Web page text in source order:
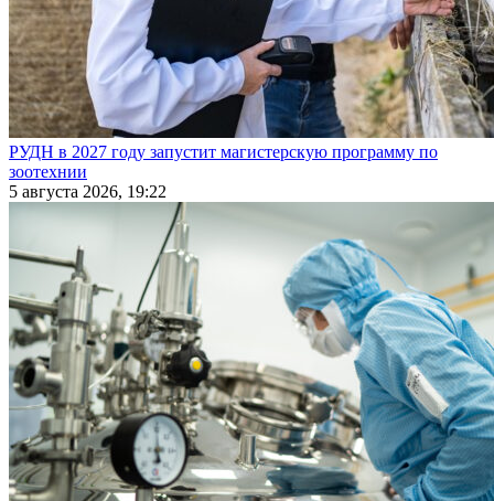
РУДН в 2027 году запустит магистерскую программу по
зоотехнии
5 августа 2026, 19:22